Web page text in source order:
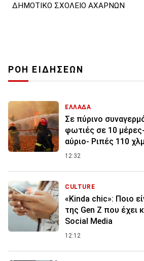
ΔΗΜΟΤΙΚΟ ΣΧΟΛΕΙΟ ΑΧΑΡΝΩΝ
ΡΟΗ ΕΙΔΗΣΕΩΝ
ΕΛΛΑΔΑ
Σε πύρινο
φωτιές σε 10
αύριο- Ριπές 110
12:32
CULTURE
«Kinda chic»: Ποιο
της Gen Z που έχει
Social Media
12:12